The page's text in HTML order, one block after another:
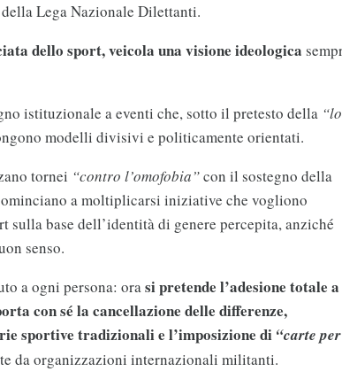
Lega Nazionale Dilettanti.
dello sport, veicola una visione ideologica
istituzionale a eventi che, sotto il pretesto della
modelli divisivi e politicamente orientati.
tornei “contro l’omofobia”con il sostegno della
a moltiplicarsi iniziative che vogliono
sulla base dell’identità di genere percepita, anziché
senso.
a ogni persona: orasi pretende l’adesione totale a
con sé la cancellazione delle differenze,
sportive tradizionali e l’imposizione di “carte
da organizzazioni internazionali militanti.